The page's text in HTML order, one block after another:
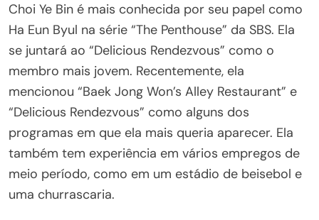
Choi Ye Bin é mais conhecida por seu papel como
Ha Eun Byul na série “The Penthouse” da SBS. Ela
se juntará ao “Delicious Rendezvous” como o
membro mais jovem. Recentemente, ela
mencionou “Baek Jong Won’s Alley Restaurant” e
“Delicious Rendezvous” como alguns dos
programas em que ela mais queria aparecer. Ela
também tem experiência em vários empregos de
meio período, como em um estádio de beisebol e
uma churrascaria.